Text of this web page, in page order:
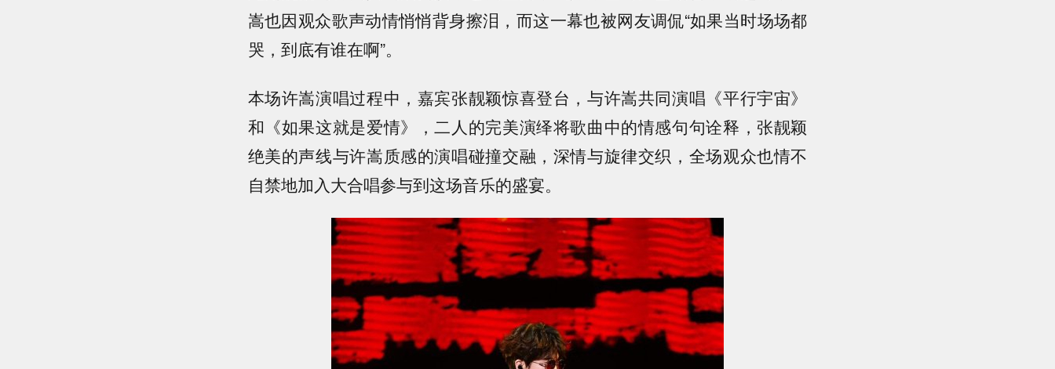
嵩也因观众歌声动情悄悄背身擦泪，而这一幕也被网友调侃“如果当时场场都
哭，到底有谁在啊”。
本场许嵩演唱过程中，嘉宾张靓颖惊喜登台，与许嵩共同演唱《平行宇宙》
和《如果这就是爱情》，二人的完美演绎将歌曲中的情感句句诠释，张靓颖
绝美的声线与许嵩质感的演唱碰撞交融，深情与旋律交织，全场观众也情不
自禁地加入大合唱参与到这场音乐的盛宴。